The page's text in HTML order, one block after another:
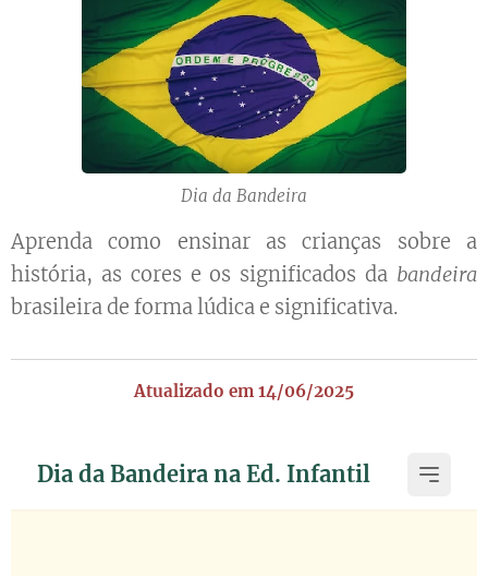
Dia da Bandeira
Aprenda como ensinar as crianças sobre a
história, as cores e os significados da bandeira
brasileira de forma lúdica e significativa.
Atualizado em 14/06/2025
Dia da Bandeira na Ed. Infantil